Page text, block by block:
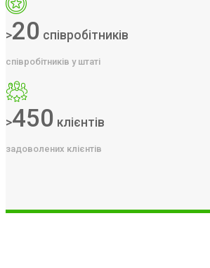
>20 співробітників
співробітників у штаті
>450 клієнтів
задоволених клієнтів